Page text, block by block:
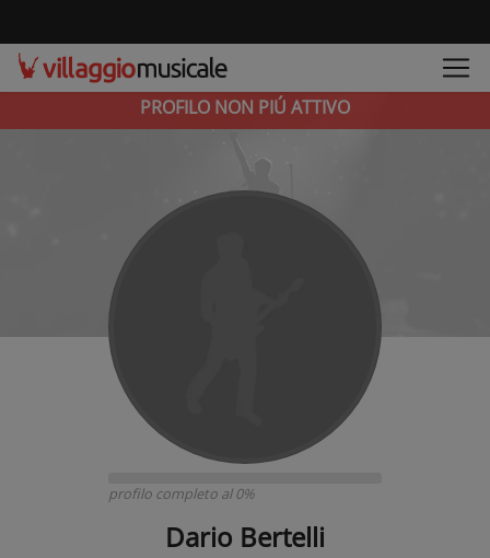
PROFILO NON PIÚ ATTIVO
profilo completo al 0%
Dario Bertelli